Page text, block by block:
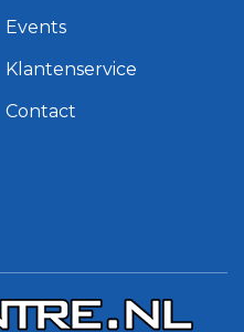
Events
Klantenservice
Contact